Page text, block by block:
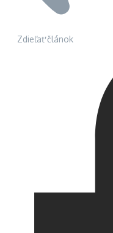
Zdieľať článok